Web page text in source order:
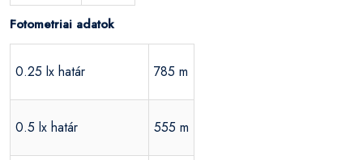
Fotometriai adatok
0.25 lx határ 785 m
0.5 lx határ 555 m